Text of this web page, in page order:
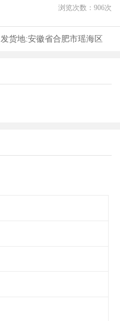
浏览次数： 906次
发货地:安徽省合肥市瑶海区